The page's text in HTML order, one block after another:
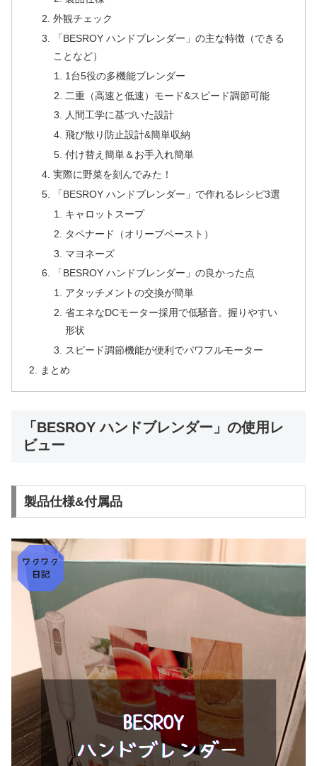
外観チェック
「BESROY ハンドブレンダー」の主な特徴（できる
ことなど）
1台5役の多機能ブレンダー
二重（高速と低速）モード&スピード調節可能
人間工学に基づいた設計
飛び散り防止設計&簡単収納
付け替え簡単＆お手入れ簡単
実際に野菜を刻んでみた！
「BESROY ハンドブレンダー」で作れるレシピ3選
キャロットスープ
タペナード（オリーブペースト）
マヨネーズ
「BESROY ハンドブレンダー」の良かった点
アタッチメントの交換が簡単
省エネなDCモーター採用で低騒音。握りやすい
形状
スピード調節機能が便利でパワフルモーター
まとめ
「BESROY ハンドブレンダー」の使用レ
ビュー
製品仕様&付属品